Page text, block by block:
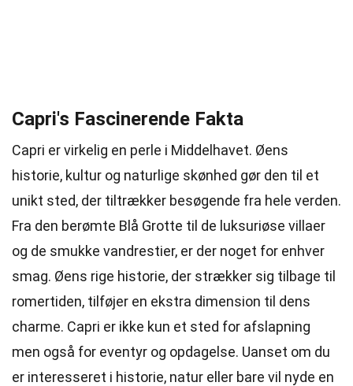
Capri's Fascinerende Fakta
Capri er virkelig en perle i Middelhavet. Øens
historie, kultur og naturlige skønhed gør den til et
unikt sted, der tiltrækker besøgende fra hele verden.
Fra den berømte Blå Grotte til de luksuriøse villaer
og de smukke vandrestier, er der noget for enhver
smag. Øens rige historie, der strækker sig tilbage til
romertiden, tilføjer en ekstra dimension til dens
charme. Capri er ikke kun et sted for afslapning
men også for eventyr og opdagelse. Uanset om du
er interesseret i historie, natur eller bare vil nyde en